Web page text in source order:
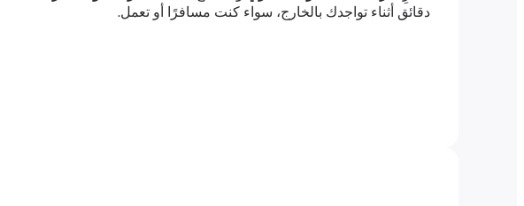
دقائق أثناء تواجدك بالخارج، سواء كنت مسافرًا أو تعمل.